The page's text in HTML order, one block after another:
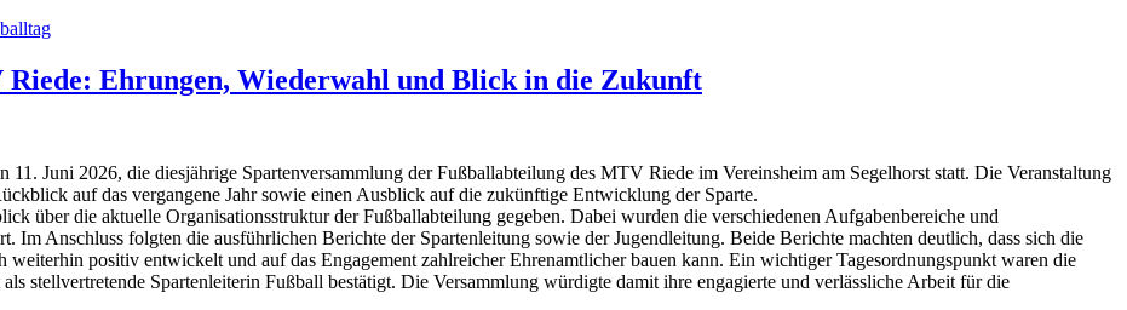
Ehrungen, Wiederwahl und Blick in die Zukunft
Juni 2026, die diesjährige Spartenversammlung der Fußballabteilung des MTV Riede im Vereinsheim am Segelhorst statt. Die Veranstaltung
auf das vergangene Jahr sowie einen Ausblick auf die zukünftige Entwicklung der Sparte.
über die aktuelle Organisationsstruktur der Fußballabteilung gegeben. Dabei wurden die verschiedenen Aufgabenbereiche und
Im Anschluss folgten die ausführlichen Berichte der Spartenleitung sowie der Jugendleitung. Beide Berichte machten deutlich, dass sich die
positiv entwickelt und auf das Engagement zahlreicher Ehrenamtlicher bauen kann. Ein wichtiger Tagesordnungspunkt waren die
stellvertretende Spartenleiterin Fußball bestätigt. Die Versammlung würdigte damit ihre engagierte und verlässliche Arbeit für die